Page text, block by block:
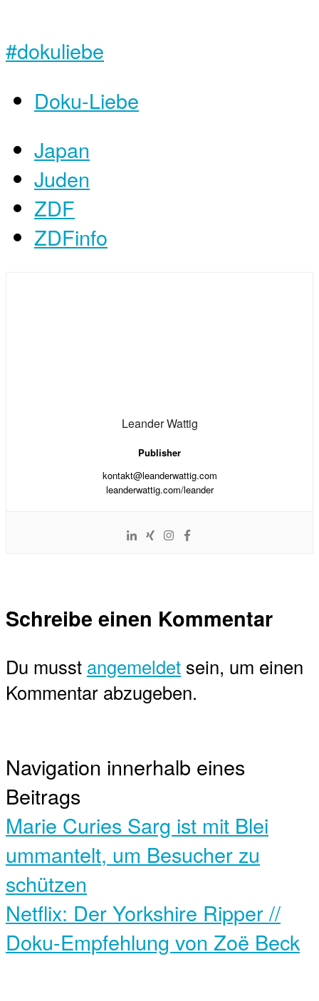
#dokuliebe
Doku-Liebe
Japan
Juden
ZDF
ZDFinfo
Leander Wattig
Publisher
kontakt@leanderwattig.com
leanderwattig.com/leander
Schreibe einen Kommentar
Du musst angemeldet sein, um einen
Kommentar abzugeben.
Navigation innerhalb eines
Beitrags
Marie Curies Sarg ist mit Blei
ummantelt, um Besucher zu
schützen
Netflix: Der Yorkshire Ripper //
Doku-Empfehlung von Zoë Beck